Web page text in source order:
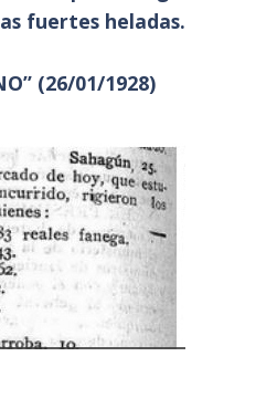
fuertes heladas.
(26/01/1928)